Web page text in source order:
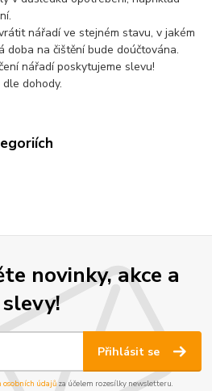
nářadí ve stejném stavu, v jakém
doba na čištění bude doúčtována.
nářadí poskytujeme slevu!
dohody.
novinky, akce a
slevy!
Přihlásit se
osobních údajůza účelem rozesílky newsletteru.